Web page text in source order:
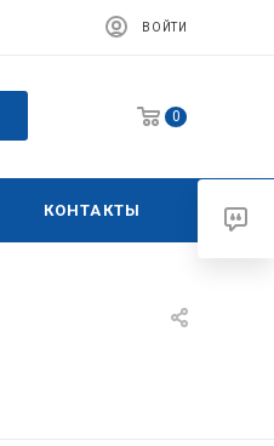
ВОЙТИ
0
КОНТАКТЫ